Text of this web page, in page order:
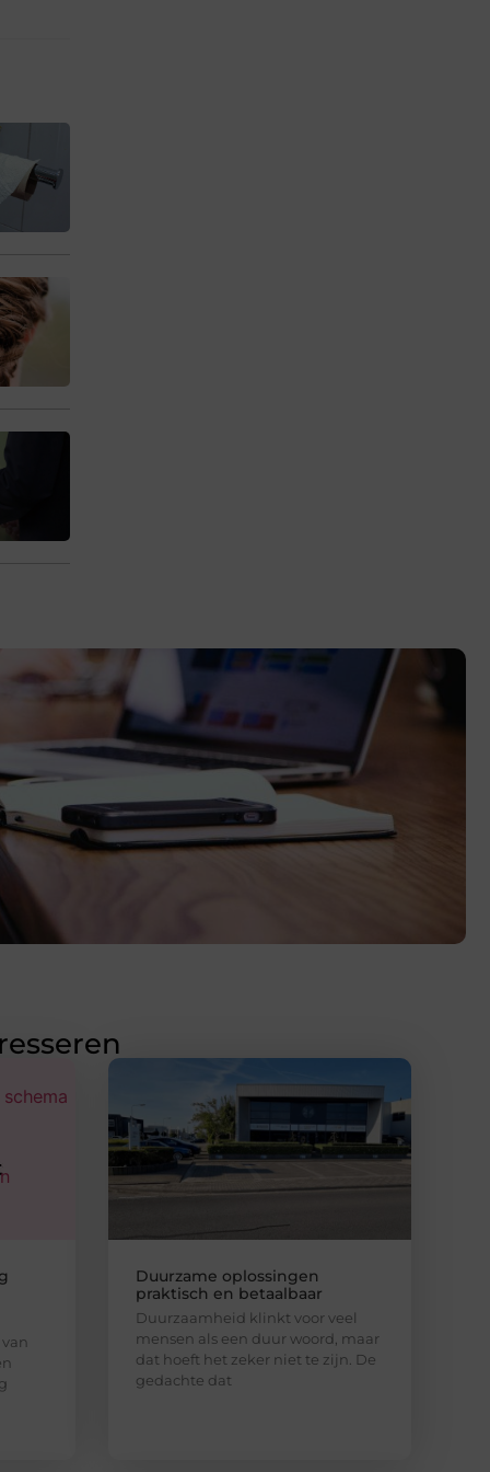
Duurzame oplossingen
praktisch en betaalbaar
Duurzaamheid klinkt voor veel
mensen als een duur woord, maar
dat hoeft het zeker niet te zijn. De
gedachte dat